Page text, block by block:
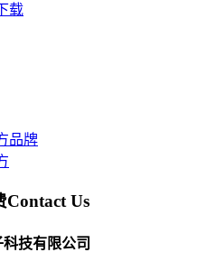
载
品牌
Contact Us
技有限公司